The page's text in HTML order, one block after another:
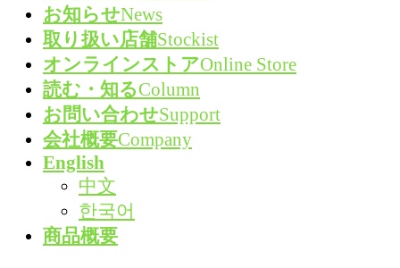
お知らせNews
取り扱い店舗Stockist
オンラインストアOnline Store
読む・知るColumn
お問い合わせSupport
会社概要Company
English
中文
한국어
商品概要